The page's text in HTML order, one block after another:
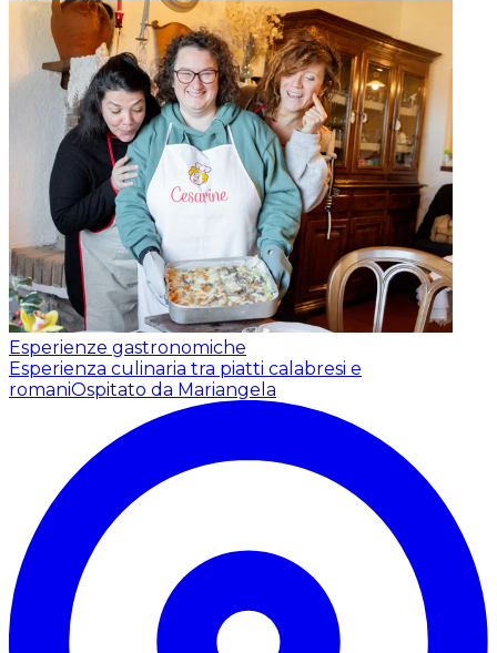
Esperienze gastronomiche
Esperienza culinaria tra piatti calabresi e
romaniOspitato da Mariangela